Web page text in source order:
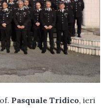
Pasquale Tridico, ieri